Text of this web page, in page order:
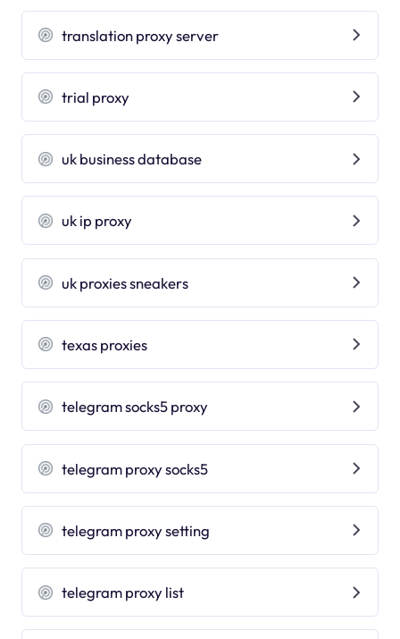
translation proxy server
trial proxy
uk business database
uk ip proxy
uk proxies sneakers
texas proxies
telegram socks5 proxy
telegram proxy socks5
telegram proxy setting
telegram proxy list